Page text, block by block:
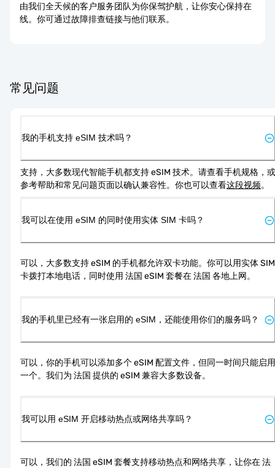
由我们全天候的客户服务团队为你保驾护航，让你安心保持在
线。你可通过故障排查链接与他们联系。
常见问题
我的手机支持 eSIM 技术吗？
支持，大多数现代智能手机都支持 eSIM 技术。请查看手机规格，或
参考帮助和常见问题页面以确认兼容性。你也可以查看这段视频。
我可以在使用 eSIM 的同时使用实体 SIM 卡吗？
可以，大多数支持 eSIM 的手机都允许双卡功能。你可以用实体 SIM
卡拨打本地电话，同时使用 法国 eSIM 套餐在 法国 各地上网。
我的手机里已经有一张启用的 eSIM，还能使用你们的服务吗？
可以，你的手机可以添加多个 eSIM 配置文件，但同一时间只能启用
一个。我们为 法国 提供的 eSIM 兼容大多数设备。
我可以用 eSIM 开启移动热点或网络共享吗？
可以，我们的 法国 eSIM 套餐支持移动热点和网络共享，让你在 法